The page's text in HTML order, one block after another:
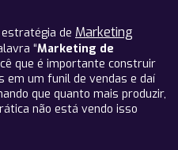
estratégia de Marketing
“Marketing de
que é importante construir
em um funil de vendas e daí
que quanto mais produzir,
não está vendo isso